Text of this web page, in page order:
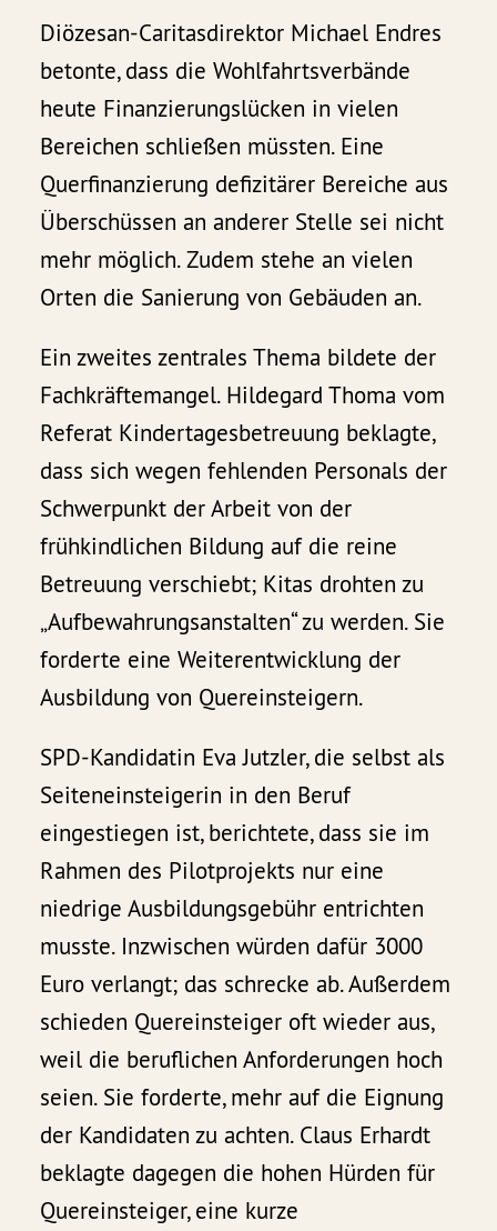
Diözesan-Caritasdirektor Michael Endres
betonte, dass die Wohlfahrtsverbände
heute Finanzierungslücken in vielen
Bereichen schließen müssten. Eine
Querfinanzierung defizitärer Bereiche aus
Überschüssen an anderer Stelle sei nicht
mehr möglich. Zudem stehe an vielen
Orten die Sanierung von Gebäuden an.
Ein zweites zentrales Thema bildete der
Fachkräftemangel. Hildegard Thoma vom
Referat Kindertagesbetreuung beklagte,
dass sich wegen fehlenden Personals der
Schwerpunkt der Arbeit von der
frühkindlichen Bildung auf die reine
Betreuung verschiebt; Kitas drohten zu
„Aufbewahrungsanstalten“ zu werden. Sie
forderte eine Weiterentwicklung der
Ausbildung von Quereinsteigern.
SPD-Kandidatin Eva Jutzler, die selbst als
Seiteneinsteigerin in den Beruf
eingestiegen ist, berichtete, dass sie im
Rahmen des Pilotprojekts nur eine
niedrige Ausbildungsgebühr entrichten
musste. Inzwischen würden dafür 3000
Euro verlangt; das schrecke ab. Außerdem
schieden Quereinsteiger oft wieder aus,
weil die beruflichen Anforderungen hoch
seien. Sie forderte, mehr auf die Eignung
der Kandidaten zu achten. Claus Erhardt
beklagte dagegen die hohen Hürden für
Quereinsteiger, eine kurze